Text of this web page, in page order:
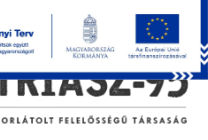
EN DE